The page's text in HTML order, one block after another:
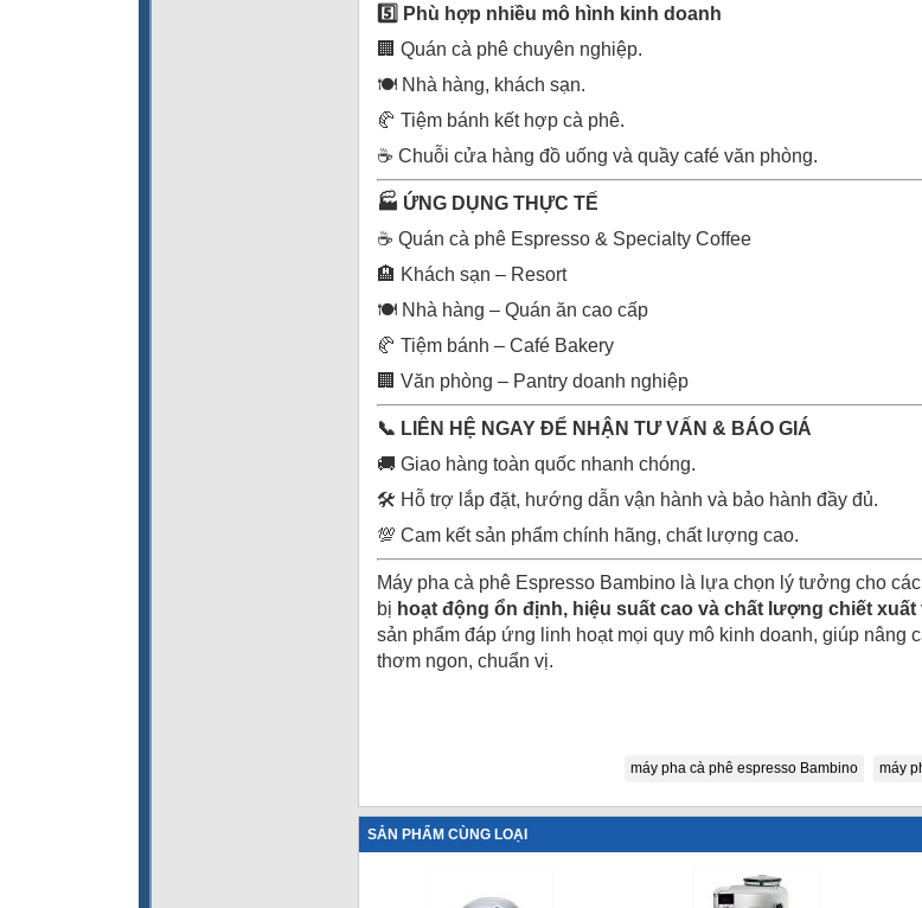
5️
Phù hợp nhiều mô hình kinh doanh
🏢 Quán cà phê chuyên nghiệp.
🍽️ Nhà hàng, khách sạn.
🥐 Tiệm bánh kết hợp cà phê.
☕ Chuỗi cửa hàng đồ uống và quầy café văn phòng.
🏭 ỨNG DỤNG THỰC TẾ
☕ Quán cà phê Espresso & Specialty Coffee
🏨 Khách sạn – Resort
🍽️ Nhà hàng – Quán ăn cao cấp
🥐 Tiệm bánh – Café Bakery
🏢 Văn phòng – Pantry doanh nghiệp
📞 LIÊN HỆ NGAY ĐỂ NHẬN TƯ VẤN & BÁO GIÁ
🚚 Giao hàng toàn quốc nhanh chóng.
🛠️ Hỗ trợ lắp đặt, hướng dẫn vận hành và bảo hành đầy đủ.
💯 Cam kết sản phẩm chính hãng, chất lượng cao.
Máy pha cà phê Espresso Bambino là lựa chọn lý tưởng cho
bị hoạt động ổn định, hiệu suất cao và chất lượng chiết
sản phẩm đáp ứng linh hoạt mọi quy mô kinh doanh, giúp nâng
thơm ngon, chuẩn vị.
máy pha cà phê espresso Bambino máy
SẢN PHẨM CÙNG LOẠI